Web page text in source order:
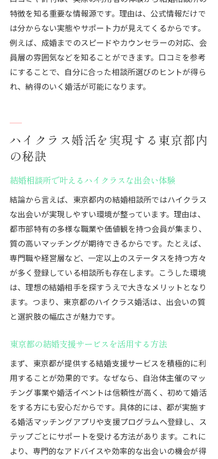
結婚相談所選びで幸せな未来をつかむ
東京都で結婚を叶えたカップルの秘訣
この場所で始めるハイクラスな結婚への一歩
ハイクラス婚活を始めるための最初の準備
結婚相談所での活動を成功に導く考え方
自分に合った結婚相談所選びで一歩前進
理想の結婚に近づくための行動プラン
お見合い料無料の結婚相談所としてIBJ特
集に選ばれました。
特徴を知る重要な情報源です。理由は、公式情報だけで
は分からない実態やサポート力が見えてくるからです。
例えば、成婚までのスピードやカウンセラーの対応、会
員層の雰囲気などを知ることができます。口コミを参考
にすることで、自分に合った相談所選びのヒントが得ら
れ、納得のいく婚活が可能になります。
ハイクラス婚活を実現する東京都内
の秘訣
結婚相談所で叶えるハイクラスな出会い体験
結論から言えば、東京都内の結婚相談所ではハイクラス
な出会いが実現しやすい環境が整っています。理由は、
都市部特有の多様な職業や価値観を持つ会員が集まり、
質の高いマッチングが期待できるからです。たとえば、
専門職や経営層など、一定以上のステータスを持つ方々
が多く登録している相談所も存在します。こうした環境
は、理想の結婚相手を探すうえで大きなメリットとなり
ます。つまり、東京都のハイクラス婚活は、出会いの質
と選択肢の幅広さが魅力です。
東京都の結婚支援サービスを活用する方法
まず、東京都が提供する結婚支援サービスを積極的に利
用することが効果的です。なぜなら、自治体主催のマッ
チング事業や婚活イベントは信頼性が高く、初めて婚活
をする方にも安心だからです。具体的には、都が実施す
る婚活マッチングアプリや支援プログラムへ登録し、ス
テップごとにサポートを受ける方法があります。これに
より、専門的なアドバイスや効率的な出会いの機会が得